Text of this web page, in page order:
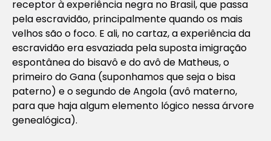
receptor à experiência negra no Brasil, que passa
pela escravidão, principalmente quando os mais
velhos são o foco. E ali, no cartaz, a experiência da
escravidão era esvaziada pela suposta imigração
espontânea do bisavô e do avô de Matheus, o
primeiro do Gana (suponhamos que seja o bisa
paterno) e o segundo de Angola (avô materno,
para que haja algum elemento lógico nessa árvore
genealógica).